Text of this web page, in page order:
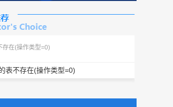
存在(操作类型=0)
表不存在(操作类型=0)